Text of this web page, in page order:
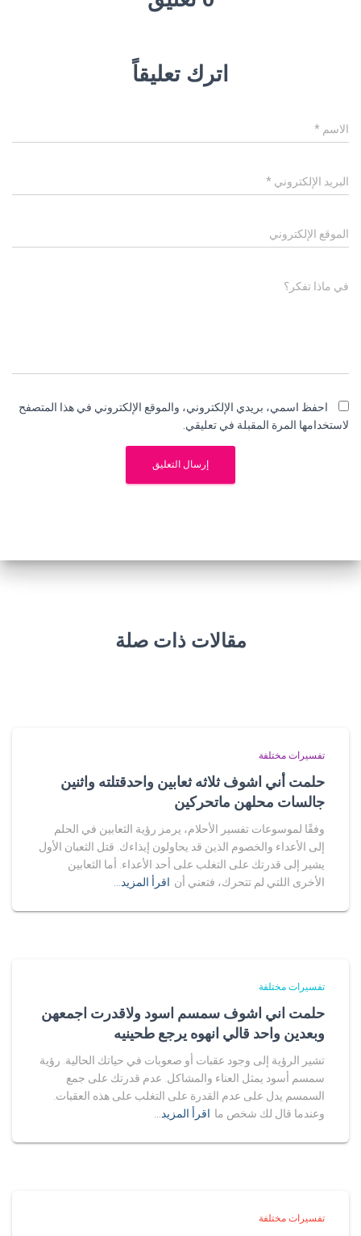
اترك تعليقاً
الاسم *
البريد الإلكتروني *
الموقع الإلكتروني
في ماذا تفكر؟
احفظ اسمي، بريدي الإلكتروني، والموقع الإلكتروني في هذا المتصفح
لاستخدامها المرة المقبلة في تعليقي.
مقالات ذات صلة
تفسيرات مختلفة
حلمت أني اشوف ثلاثه ثعابين واحدقتلته واثنين
جالسات محلهن ماتحركين
وفقًا لموسوعات تفسير الأحلام، يرمز رؤية الثعابين في الحلم
إلى الأعداء والخصوم الذين قد يحاولون إيذاءك. قتل الثعبان الأول
يشير إلى قدرتك على التغلب على أحد الأعداء. أما الثعابين
الأخرى اللتي لم تتحرك، فتعني أن اقرأ المزيد…
تفسيرات مختلفة
حلمت اني اشوف سمسم اسود ولاقدرت اجمعهن
وبعدين واحد قالي انهوه يرجع طحينيه
تشير الرؤية إلى وجود عقبات أو صعوبات في حياتك الحالية. رؤية
سمسم أسود يمثل العناء والمشاكل. عدم قدرتك على جمع
السمسم يدل على عدم القدرة على التغلب على هذه العقبات.
وعندما قال لك شخص ما اقرأ المزيد…
تفسيرات مختلفة